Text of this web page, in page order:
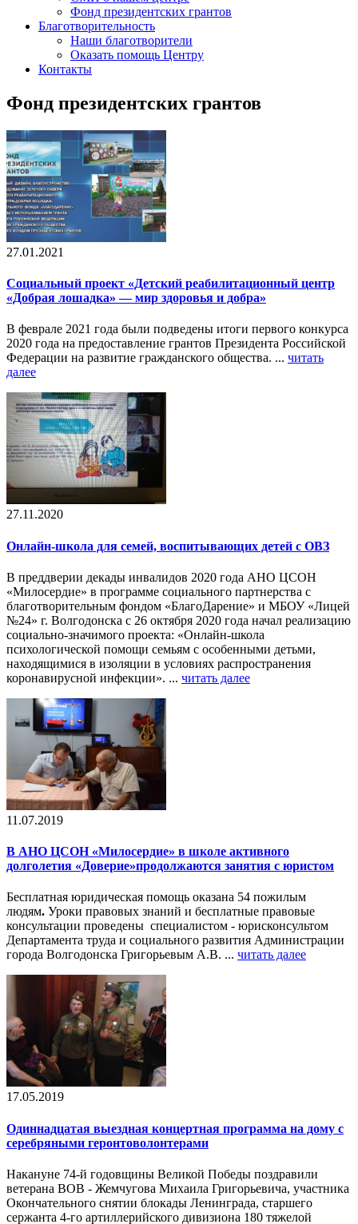
Фонд президентских грантов
Благотворительность
Наши благотворители
Оказать помощь Центру
Контакты
Фонд президентских грантов
27.01.2021
Социальный проект «Детский реабилитационный центр
«Добрая лошадка» — мир здоровья и добра»
В феврале 2021 года были подведены итоги первого конкурса
2020 года на предоставление грантов Президента Российской
Федерации на развитие гражданского общества. ... читать
далее
27.11.2020
Онлайн-школа для семей, воспитывающих детей с ОВЗ
В преддверии декады инвалидов 2020 года АНО ЦСОН
«Милосердие» в программе социального партнерства с
благотворительным фондом «БлагоДарение» и МБОУ «Лицей
№24» г. Волгодонска с 26 октября 2020 года начал реализацию
социально-значимого проекта: «Онлайн-школа
психологической помощи семьям с особенными детьми,
находящимися в изоляции в условиях распространения
коронавирусной инфекции». ... читать далее
11.07.2019
В АНО ЦСОН «Милосердие» в школе активного
долголетия «Доверие»продолжаются занятия с юристом
Бесплатная юридическая помощь оказана 54 пожилым
людям. Уроки правовых знаний и бесплатные правовые
консультации проведены специалистом - юрисконсультом
Департамента труда и социального развития Администрации
города Волгодонска Григорьевым А.В. ... читать далее
17.05.2019
Одиннадцатая выездная концертная программа на дому с
серебряными геронтоволонтерами
Накануне 74-й годовщины Великой Победы поздравили
ветерана ВОВ - Жемчугова Михаила Григорьевича, участника
Окончательного снятии блокады Ленинграда, старшего
сержанта 4-го артиллерийского дивизиона 180 тяжелой